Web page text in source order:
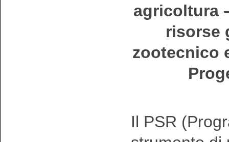
agricoltura
risorse
zootecnico
Il PSR